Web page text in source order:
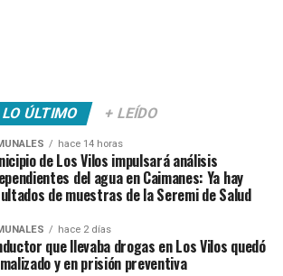
LO ÚLTIMO + LEÍDO
hace 14 horas
de Los Vilos impulsará análisis
del agua en Caimanes: Ya hay
de muestras de la Seremi de Salud
hace 2 días
que llevaba drogas en Los Vilos quedó
y en prisión preventiva